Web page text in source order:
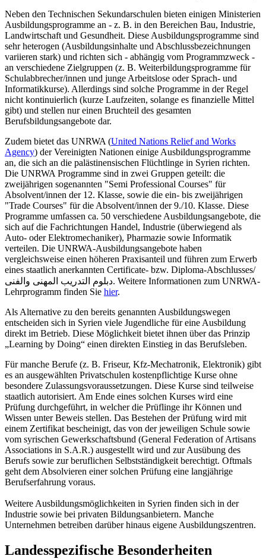
Neben den Technischen Sekundarschulen bieten einigen Ministerien
Ausbildungsprogramme an - z. B. in den Bereichen Bau, Industrie,
Landwirtschaft und Gesundheit. Diese Ausbildungsprogramme sind
sehr heterogen (Ausbildungsinhalte und Abschlussbezeichnungen
variieren stark) und richten sich - abhängig vom Programmzweck -
an verschiedene Zielgruppen (z. B. Weiterbildungsprogramme für
Schulabbrecher/innen und junge Arbeitslose oder Sprach- und
Informatikkurse). Allerdings sind solche Programme in der Regel
nicht kontinuierlich (kurze Laufzeiten, solange es finanzielle Mittel
gibt) und stellen nur einen Bruchteil des gesamten
Berufsbildungsangebote dar.
Zudem bietet das UNRWA (United Nations Relief and Works
Agency) der Vereinigten Nationen einige Ausbildungsprogramme
an, die sich an die palästinensischen Flüchtlinge in Syrien richten.
Die UNRWA Programme sind in zwei Gruppen geteilt: die
zweijährigen sogenannten "Semi Professional Courses" für
Absolvent/innen der 12. Klasse, sowie die ein- bis zweijährigen
"Trade Courses" für die Absolvent/innen der 9./10. Klasse. Diese
Programme umfassen ca. 50 verschiedene Ausbildungsangebote, die
sich auf die Fachrichtungen Handel, Industrie (überwiegend als
Auto- oder Elektromechaniker), Pharmazie sowie Informatik
verteilen. Die UNRWA-Ausbildungsangebote haben
vergleichsweise einen höheren Praxisanteil und führen zum Erwerb
eines staatlich anerkannten Certificate- bzw. Diploma-Abschlusses/
دبلوم التدريب المهنى والفنى. Weitere Informationen zum UNRWA-
Lehrprogramm finden Sie hier.
Als Alternative zu den bereits genannten Ausbildungswegen
entscheiden sich in Syrien viele Jugendliche für eine Ausbildung
direkt im Betrieb. Diese Möglichkeit bietet ihnen über das Prinzip
„Learning by Doing“ einen direkten Einstieg in das Berufsleben.
Für manche Berufe (z. B. Friseur, Kfz-Mechatronik, Elektronik) gibt
es an ausgewählten Privatschulen kostenpflichtige Kurse ohne
besondere Zulassungsvoraussetzungen. Diese Kurse sind teilweise
staatlich autorisiert. Am Ende eines solchen Kurses wird eine
Prüfung durchgeführt, in welcher die Prüflinge ihr Können und
Wissen unter Beweis stellen. Das Bestehen der Prüfung wird mit
einem Zertifikat bescheinigt, das von der jeweiligen Schule sowie
vom syrischen Gewerkschaftsbund (General Federation of Artisans
Associations in S.A.R.) ausgestellt wird und zur Ausübung des
Berufs sowie zur beruflichen Selbstständigkeit berechtigt. Oftmals
geht dem Absolvieren einer solchen Prüfung eine langjährige
Berufserfahrung voraus.
Weitere Ausbildungsmöglichkeiten in Syrien finden sich in der
Industrie sowie bei privaten Bildungsanbietern. Manche
Unternehmen betreiben darüber hinaus eigene Ausbildungszentren.
Landesspezifische Besonderheiten